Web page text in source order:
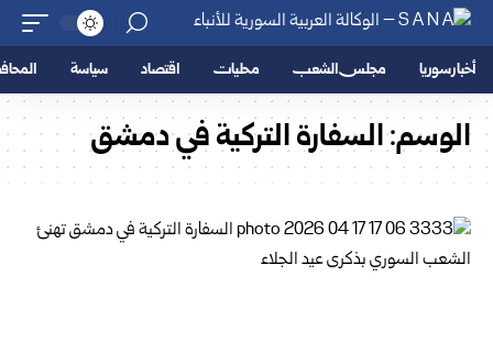
أخبار سوريا مجلس الشعب محليات اقتصاد سياسة
الوسم:السفارة التركية في دمشق